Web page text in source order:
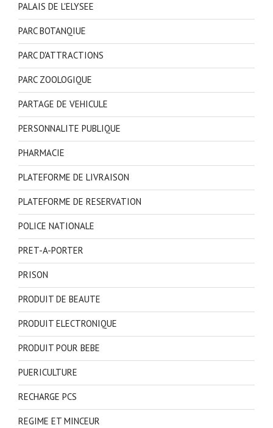
PALAIS DE L'ELYSEE
PARC BOTANQIUE
PARC D'ATTRACTIONS
PARC ZOOLOGIQUE
PARTAGE DE VEHICULE
PERSONNALITE PUBLIQUE
PHARMACIE
PLATEFORME DE LIVRAISON
PLATEFORME DE RESERVATION
POLICE NATIONALE
PRET-A-PORTER
PRISON
PRODUIT DE BEAUTE
PRODUIT ELECTRONIQUE
PRODUIT POUR BEBE
PUERICULTURE
RECHARGE PCS
REGIME ET MINCEUR